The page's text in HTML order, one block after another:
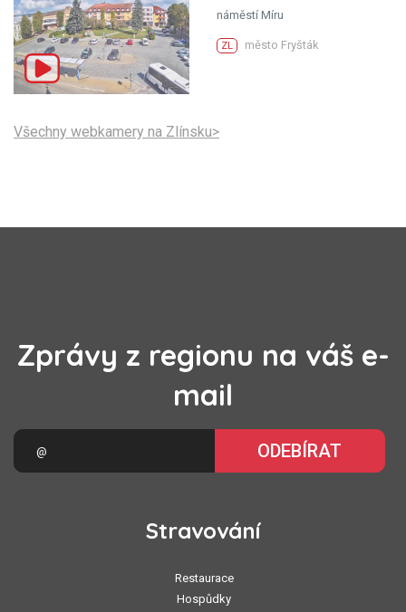
náměstí Míru
ZL město Fryšták
Všechny webkamery na Zlínsku>
Zprávy z regionu na váš e-
mail
ODEBÍRAT
Stravování
Restaurace
Hospůdky